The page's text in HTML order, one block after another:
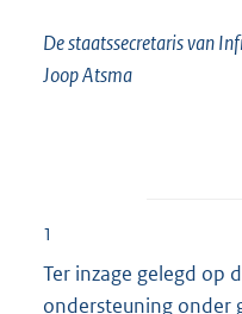
De staatssecretaris van
Joop Atsma
1
Ter inzage gelegd op
ondersteuning onder